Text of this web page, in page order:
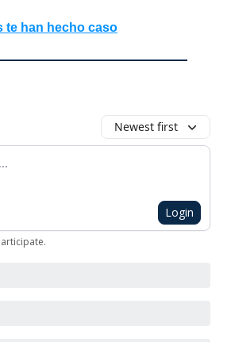
te han hecho caso
Newest first
Login
.